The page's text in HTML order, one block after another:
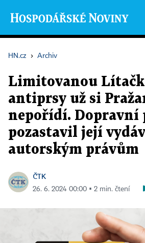
HN.cz › Archiv
Limitovanou
antiprsy už si
nepořídí. Dopravní
pozastavil její
autorským právům
ČTK
26. 6. 2024 00:00 ▪ 2 min. čtení